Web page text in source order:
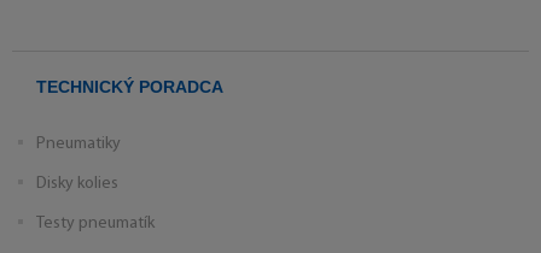
TECHNICKÝ PORADCA
Pneumatiky
Disky kolies
Testy pneumatík